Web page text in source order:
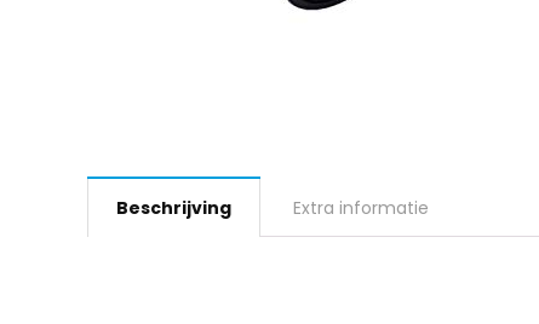
Beschrijving Extra informatie